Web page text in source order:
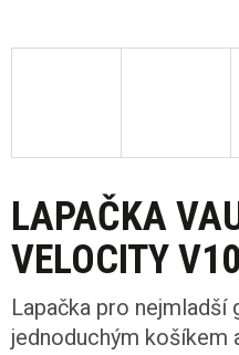
LAPAČKA
VELOCITY
Lapačka pro nejmladší
jednoduchým košíkem